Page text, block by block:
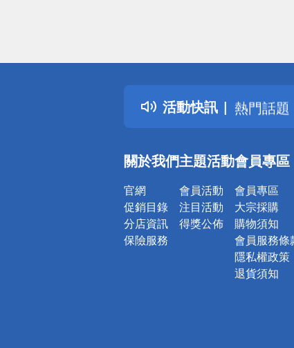
活動快訊
詐騙網
得獎公告
熱門話題
銀行優惠
詐騙網
關於我們
官網
促銷目錄
分店資訊
保險服務
主題活動
會員活動
注目活動
得獎公佈
會員專區
會員專區
大宗採購
購物須知
會員服務條
隱私權政策
退貨須知